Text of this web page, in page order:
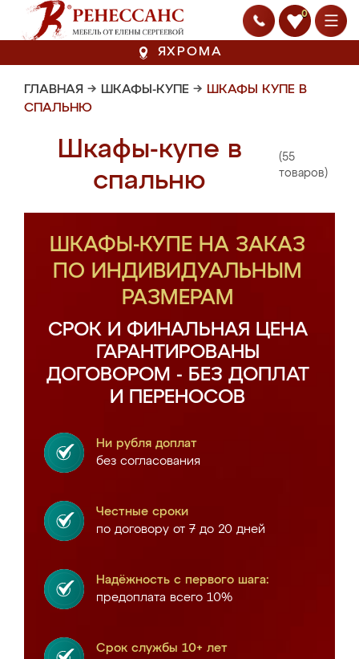
0
ЯХРОМА
ГЛАВНАЯ → ШКАФЫ-КУПЕ → ШКАФЫ КУПЕ В
СПАЛЬНЮ
Шкафы-купе в
спальню
(55
товаров)
ШКАФЫ-КУПЕ НА ЗАКАЗ
ПО ИНДИВИДУАЛЬНЫМ
РАЗМЕРАМ
СРОК И ФИНАЛЬНАЯ ЦЕНА
ГАРАНТИРОВАНЫ
ДОГОВОРОМ - БЕЗ ДОПЛАТ
И ПЕРЕНОСОВ
Ни рубля доплат
без согласования
Честные сроки
по договору от 7 до 20 дней
Надёжность с первого шага:
предоплата всего 10%
Срок службы 10+ лет